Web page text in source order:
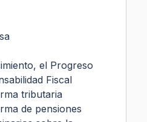
el Progreso
Fiscal
tributaria
de pensiones